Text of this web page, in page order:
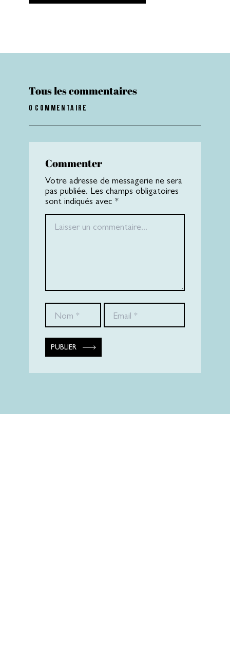
Tous les commentaires
0 commentaire
Commenter
Votre adresse de messagerie ne sera
pas publiée. Les champs obligatoires
sont indiqués avec *
PUBLIER